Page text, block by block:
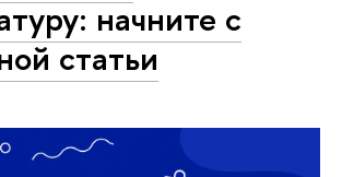
начните с
статьи